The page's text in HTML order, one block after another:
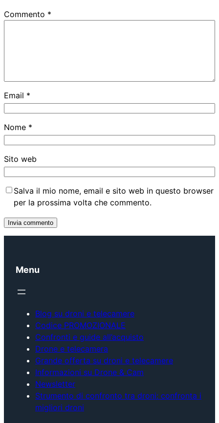
Commento *
Email *
Nome *
Sito web
Salva il mio nome, email e sito web in questo browser
per la prossima volta che commento.
Menu
Blog su droni e telecamere
Codice PROMOZIONALE
Confronti e guide all’acquisto
Drone e telecamera
Grande offerta su droni e telecamere
Informazioni su Drone & Cam
Newsletter
Strumento di confronto tra droni: confronta i
migliori droni